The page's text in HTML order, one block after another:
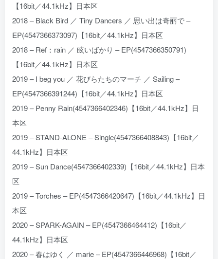
【16bit／44.1kHz】日本区
2018 – Black Bird ／ Tiny Dancers ／ 思い出は奇丽で –
EP(4547366373097)【16bit／44.1kHz】日本区
2018 – Ref：rain ／ 眩いばかり – EP(4547366350791)
【16bit／44.1kHz】日本区
2019 – I beg you ／ 花びらたちのマーチ ／ Sailing –
EP(4547366391244)【16bit／44.1kHz】日本区
2019 – Penny Rain(4547366402346)【16bit／44.1kHz】日
本区
2019 – STAND-ALONE – Single(4547366408843)【16bit／
44.1kHz】日本区
2019 – Sun Dance(4547366402339)【16bit／44.1kHz】日本
区
2019 – Torches – EP(4547366420647)【16bit／44.1kHz】日
本区
2020 – SPARK-AGAIN – EP(4547366464412)【16bit／
44.1kHz】日本区
2020 – 春はゆく ／ marie – EP(4547366446968)【16bit／